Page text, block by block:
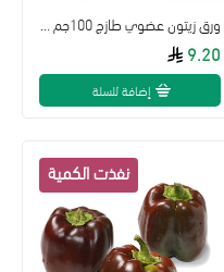
9.20
إضافة للسلة